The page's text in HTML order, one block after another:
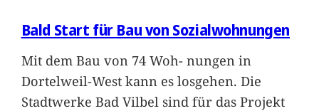
Bald Start für Bau von Sozialwohnungen
Mit dem Bau von 74 Woh- nungen in
Dortelweil-West kann es losgehen. Die
Stadtwerke Bad Vilbel sind für das Projekt